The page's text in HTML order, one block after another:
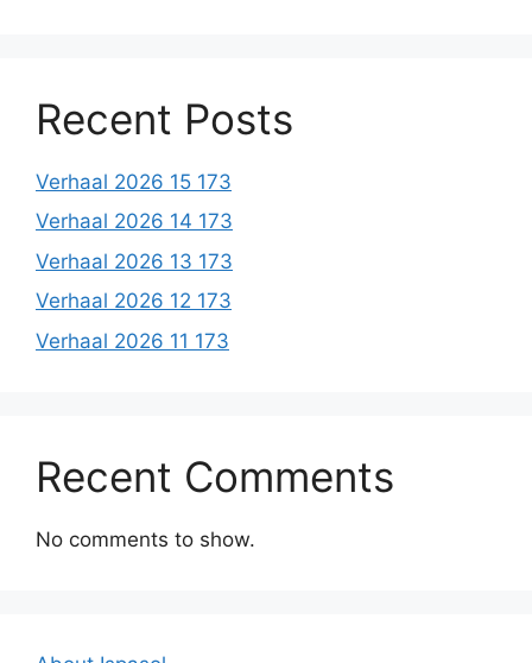
Recent Posts
Verhaal 2026 15 173
Verhaal 2026 14 173
Verhaal 2026 13 173
Verhaal 2026 12 173
Verhaal 2026 11 173
Recent Comments
No comments to show.